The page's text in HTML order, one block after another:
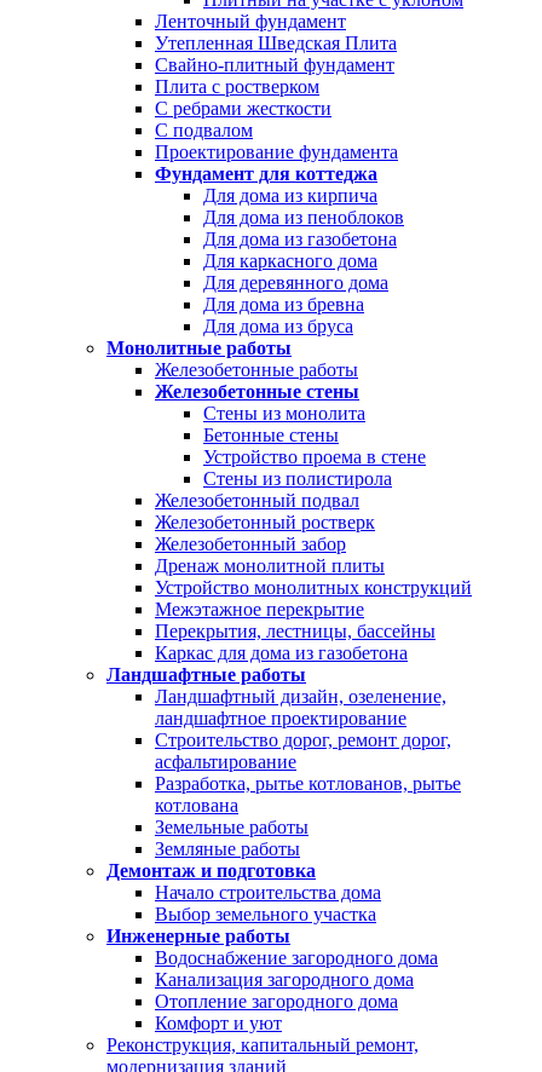
Ленточный фундамент
Утепленная Шведская Плита
Свайно-плитный фундамент
Плита с ростверком
С ребрами жесткости
С подвалом
Проектирование фундамента
Фундамент для коттеджа
Для дома из кирпича
Для дома из пеноблоков
Для дома из газобетона
Для каркасного дома
Для деревянного дома
Для дома из бревна
Для дома из бруса
Монолитные работы
Железобетонные работы
Железобетонные стены
Стены из монолита
Бетонные стены
Устройство проема в стене
Стены из полистирола
Железобетонный подвал
Железобетонный ростверк
Железобетонный забор
Дренаж монолитной плиты
Устройство монолитных конструкций
Межэтажное перекрытие
Перекрытия, лестницы, бассейны
Каркас для дома из газобетона
Ландшафтные работы
Ландшафтный дизайн, озеленение,
ландшафтное проектирование
Строительство дорог, ремонт дорог,
асфальтирование
Разработка, рытье котлованов, рытье
котлована
Земельные работы
Земляные работы
Демонтаж и подготовка
Начало строительства дома
Выбор земельного участка
Инженерные работы
Водоснабжение загородного дома
Канализация загородного дома
Отопление загородного дома
Комфорт и уют
Реконструкция, капитальный ремонт,
модернизация зданий